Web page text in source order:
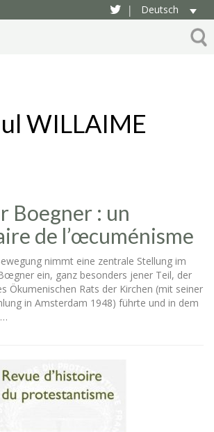
| Deutsch
WILLAIME
Boegner : un
de l’œcuménisme
nimmt eine zentrale Stellung im
ein, ganz besonders jener Teil, der
Ökumenischen Rats der Kirchen (mit seiner
in Amsterdam 1948) führte und in dem